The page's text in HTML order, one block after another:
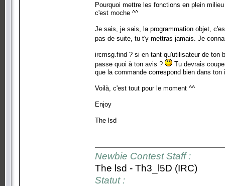
Pourquoi mettre les fonctions en plein
c'est moche ^^
Je sais, je sais, la programmation objet,
pas de suite, tu t'y mettras jamais. Je
ircmsg.find ? si en tant qu'utilisateur de ton
passe quoi à ton avis ?
Tu devrais
que la commande correspond bien dans ton
Voilà, c'est tout pour le moment ^^
Enjoy
The lsd
Newbie Contest Staff :
The lsd - Th3_l5D (IRC)
Statut :